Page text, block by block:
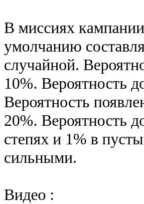
В миссиях
умолчанию
случайной.
10%. Вероятность
Вероятность
20%. Вероятность
степях и 1% в
сильными.
Видео :